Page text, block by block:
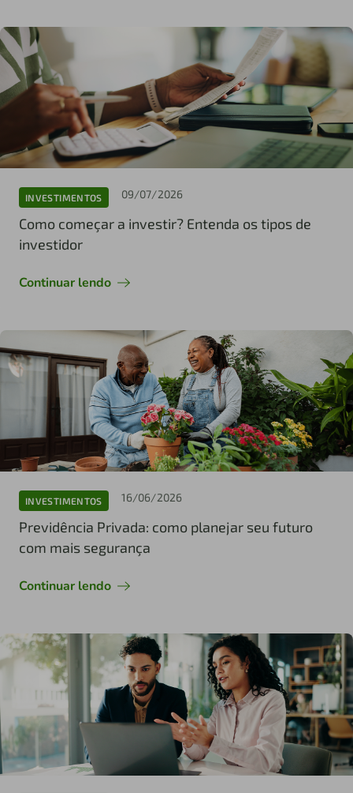
INVESTIMENTOS 09/07/2026
Como começar a investir? Entenda os tipos de
investidor
Continuar lendo
INVESTIMENTOS 16/06/2026
Previdência Privada: como planejar seu futuro
com mais segurança
Continuar lendo